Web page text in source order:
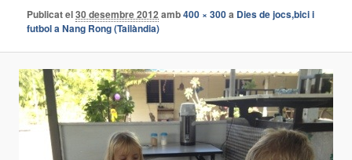
Publicat el30 desembre 2012 amb400 × 300a Dies de jocs,bici i
futbol a Nang Rong (Tailàndia)